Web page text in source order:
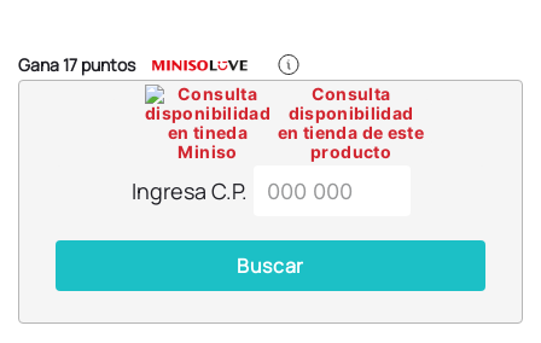
Gana17 puntos
Consulta
disponibilidad
en tienda de este
producto
Ingresa C.P.
Buscar
9.
chiikawas